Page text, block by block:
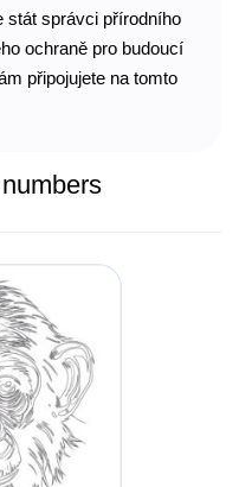
stát správci přírodního
ochraně pro budoucí
připojujete na tomto